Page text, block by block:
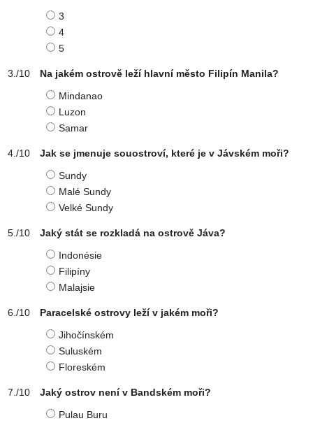
3
4
5
Na jakém ostrově leží hlavní město Filipín Manila?
Mindanao
Luzon
Samar
Jak se jmenuje souostroví, které je v Jávském moři?
Sundy
Malé Sundy
Velké Sundy
Jaký stát se rozkladá na ostrově Jáva?
Indonésie
Filipíny
Malajsie
Paracelské ostrovy leží v jakém moři?
Jihočínském
Suluském
Floreském
Jaký ostrov není v Bandském moři?
Pulau Buru